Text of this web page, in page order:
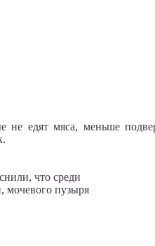
едят мяса, меньше
что среди
мочевого пузыря